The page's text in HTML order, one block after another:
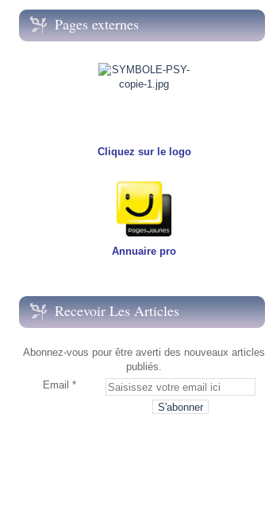
Pages externes
Cliquez sur le logo
Annuaire pro
Recevoir Les Articles
Abonnez-vous pour être averti des nouveaux articles
publiés.
Email